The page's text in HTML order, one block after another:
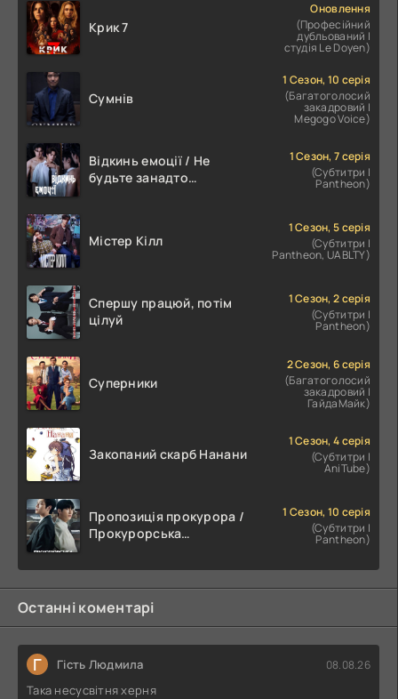
Крик 7
Оновлення
(Професійний
дубльований |
студія Le Doyen)
Сумнів
1 Сезон, 10 серія
(Багатоголосий
закадровий |
Megogo Voice)
Відкинь емоції / Не
будьте занадто
1 Сезон, 7 серія
(Субтитри |
Pantheon)
Містер Кілл
1 Сезон, 5 серія
(Субтитри |
Pantheon, UABLTY)
Спершу працюй, потім
цілуй
1 Сезон, 2 серія
(Субтитри |
Pantheon)
Суперники
2 Сезон, 6 серія
(Багатоголосий
закадровий |
ГайдаМайк)
Закопаний скарб Нанани
1 Сезон, 4 серія
(Субтитри |
AniTube)
Пропозиція прокурора /
Прокурорська
1 Сезон, 10 серія
(Субтитри |
Pantheon)
Останні коментарі
Г Гість Людмила 08.08.26
Така несусвітня херня